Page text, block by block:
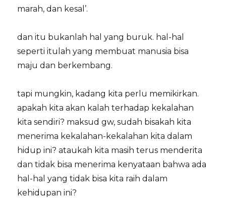
marah, dan kesal’.
dan itu bukanlah hal yang buruk. hal-hal
seperti itulah yang membuat manusia bisa
maju dan berkembang.
tapi mungkin, kadang kita perlu memikirkan.
apakah kita akan kalah terhadap kekalahan
kita sendiri? maksud gw, sudah bisakah kita
menerima kekalahan-kekalahan kita dalam
hidup ini? ataukah kita masih terus menderita
dan tidak bisa menerima kenyataan bahwa ada
hal-hal yang tidak bisa kita raih dalam
kehidupan ini?